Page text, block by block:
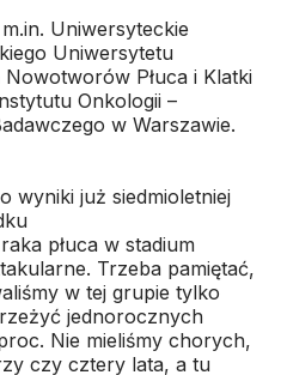
Uniwersyteckie
Uniwersytetu
Płuca i Klatki
Onkologii –
w Warszawie.
wyniki już siedmioletniej
płuca w stadium
Trzeba pamiętać,
w tej grupie tylko
jednorocznych
Nie mieliśmy chorych,
czy cztery lata, a tu